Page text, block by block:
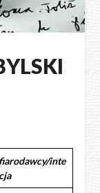
inte